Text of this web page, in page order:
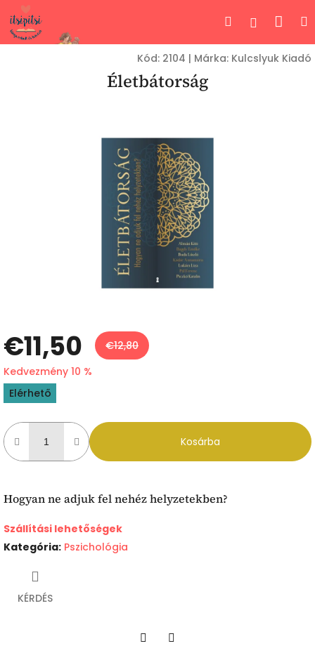
Ugrás
fő
tartalomhoz
Keresés
Kód: 2104 | Márka: Kulcslyuk Kiadó
Életbátorság
€11,50
€12,80
Kedvezmény 10 %
Egységár:
Elérhető
Kosárba
Hogyan ne adjuk fel nehéz helyzetekben?
Szállítási lehetőségek
Kategória: Pszichológia
KÉRDÉS